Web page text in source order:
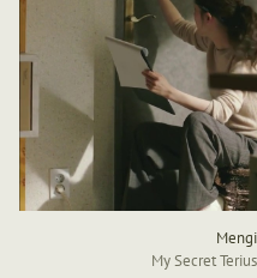
My Secret